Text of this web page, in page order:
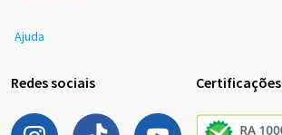
Ajuda
Redes sociais Certificações